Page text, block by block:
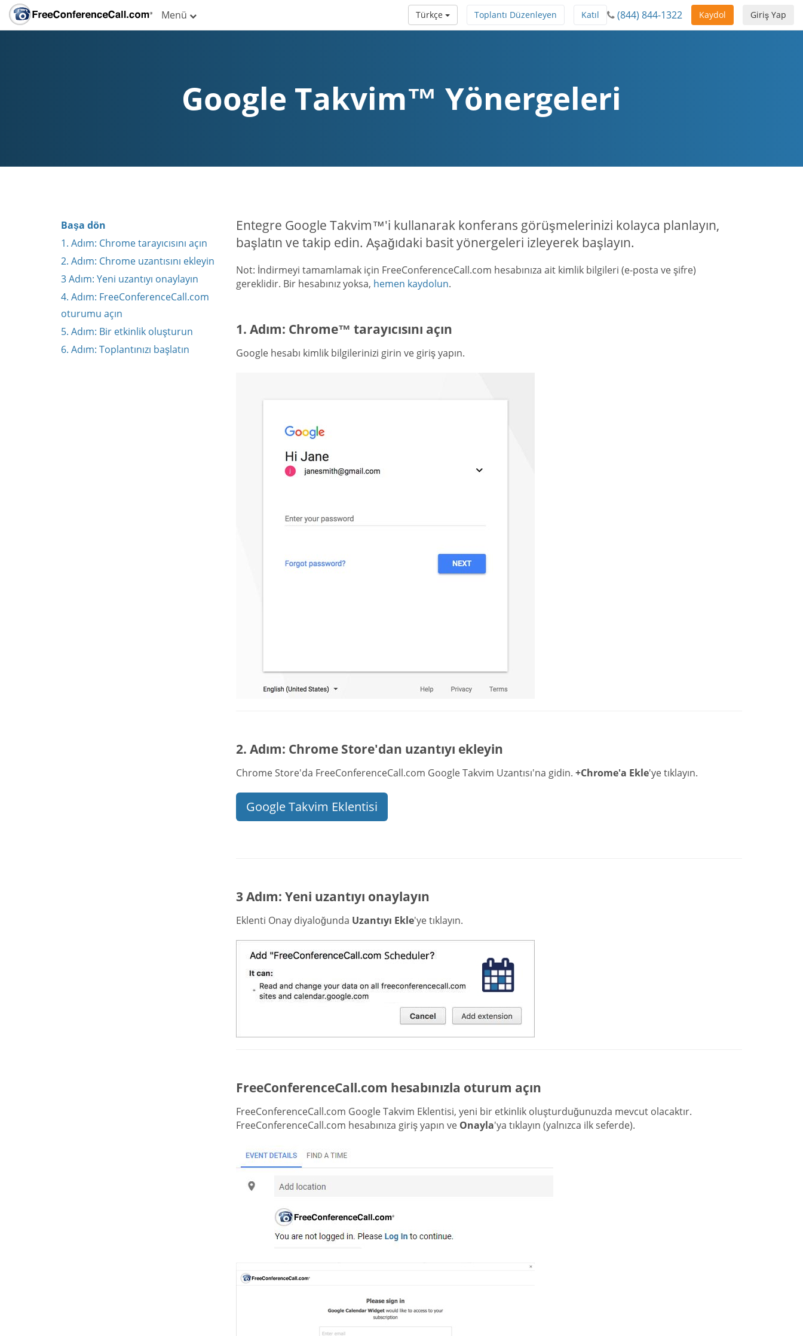
Menü Giriş Yap
Kaydol
(844) 844-1322
Katıl
Toplantı Düzenleyen
Türkçe
Google Takvim™ Yönergeleri
Başa dön
1. Adım: Chrome tarayıcısını açın
2. Adım: Chrome uzantısını ekleyin
3 Adım: Yeni uzantıyı onaylayın
4. Adım: FreeConferenceCall.com
oturumu açın
5. Adım: Bir etkinlik oluşturun
6. Adım: Toplantınızı başlatın
Entegre Google Takvim™'i kullanarak konferans görüşmelerinizi kolayca planlayın,
başlatın ve takip edin. Aşağıdaki basit yönergeleri izleyerek başlayın.
Not: İndirmeyi tamamlamak için FreeConferenceCall.com hesabınıza ait kimlik bilgileri (e-posta ve şifre)
gereklidir. Bir hesabınız yoksa, hemen kaydolun.
1. Adım: Chrome™ tarayıcısını açın
Google hesabı kimlik bilgilerinizi girin ve giriş yapın.
2. Adım: Chrome Store'dan uzantıyı ekleyin
Chrome Store'da FreeConferenceCall.com Google Takvim Uzantısı'na gidin. +Chrome'a Ekle'ye tıklayın.
Google Takvim Eklentisi
3 Adım: Yeni uzantıyı onaylayın
Eklenti Onay diyaloğunda Uzantıyı Ekle'ye tıklayın.
FreeConferenceCall.com hesabınızla oturum açın
FreeConferenceCall.com Google Takvim Eklentisi, yeni bir etkinlik oluşturduğunuzda mevcut olacaktır.
FreeConferenceCall.com hesabınıza giriş yapın ve Onayla'ya tıklayın (yalnızca ilk seferde).